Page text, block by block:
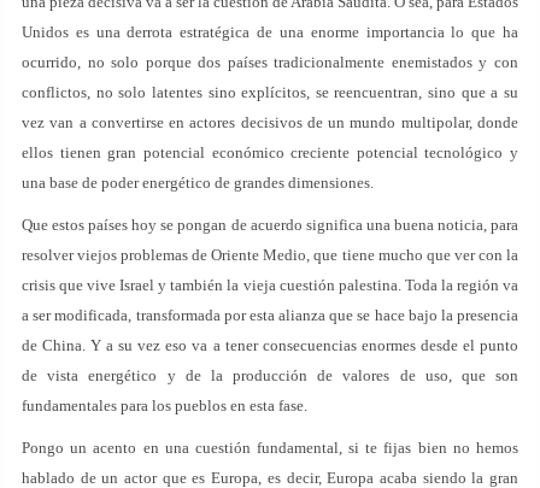
Unidos es una derrota estratégica de una enorme importancia lo que ha
ocurrido, no solo porque dos países tradicionalmente enemistados y con
conflictos, no solo latentes sino explícitos, se reencuentran, sino que a su
vez van a convertirse en actores decisivos de un mundo multipolar, donde
ellos tienen gran potencial económico creciente potencial tecnológico y
una base de poder energético de grandes dimensiones.
Que estos países hoy se pongan de acuerdo significa una buena noticia, para
resolver viejos problemas de Oriente Medio, que tiene mucho que ver con la
crisis que vive Israel y también la vieja cuestión palestina. Toda la región va
a ser modificada, transformada por esta alianza que se hace bajo la presencia
de China. Y a su vez eso va a tener consecuencias enormes desde el punto
de vista energético y de la producción de valores de uso, que son
fundamentales para los pueblos en esta fase.
Pongo un acento en una cuestión fundamental, si te fijas bien no hemos
hablado de un actor que es Europa, es decir, Europa acaba siendo la gran